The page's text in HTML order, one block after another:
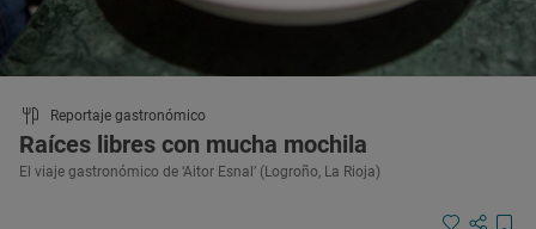
Reportaje gastronómico
Raíces libres con mucha mochila
El viaje gastronómico de ‘Aitor Esnal’ (Logroño, La Rioja)